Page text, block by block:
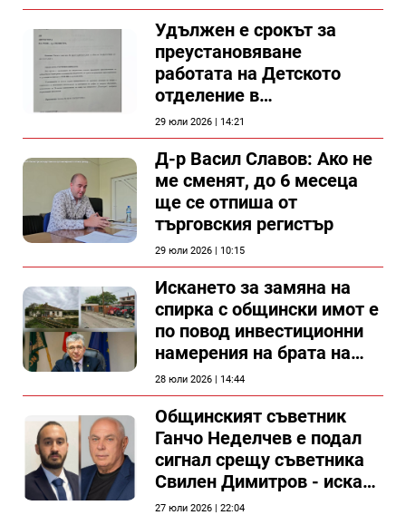
Удължен е срокът за
преустановяване
работата на Детското
отделение в
силистренската болница
29 юли 2026 | 14:21
Д-р Васил Славов: Ако не
ме сменят, до 6 месеца
ще се отпиша от
търговския регистър
29 юли 2026 | 10:15
Искането за замяна на
спирка с общински имот е
по повод инвестиционни
намерения на брата на
председателя на
Общински съвет Силистра
28 юли 2026 | 14:44
Общинският съветник
Ганчо Неделчев е подал
сигнал срещу съветника
Свилен Димитров - иска
етичната комисия на
27 юли 2026 | 22:04